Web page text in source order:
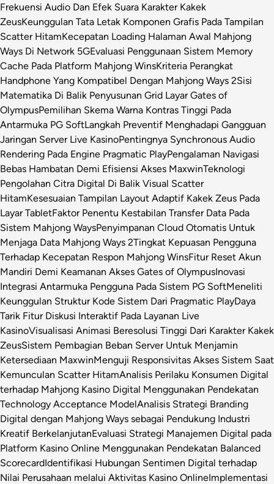
Frekuensi Audio Dan Efek Suara Karakter Kakek
ZeusKeunggulan Tata Letak Komponen Grafis Pada Tampilan
Scatter HitamKecepatan Loading Halaman Awal Mahjong
Ways Di Network 5GEvaluasi Penggunaan Sistem Memory
Cache Pada Platform Mahjong WinsKriteria Perangkat
Handphone Yang Kompatibel Dengan Mahjong Ways 2Sisi
Matematika Di Balik Penyusunan Grid Layar Gates of
OlympusPemilihan Skema Warna Kontras Tinggi Pada
Antarmuka PG SoftLangkah Preventif Menghadapi Gangguan
Jaringan Server Live KasinoPentingnya Synchronous Audio
Rendering Pada Engine Pragmatic PlayPengalaman Navigasi
Bebas Hambatan Demi Efisiensi Akses MaxwinTeknologi
Pengolahan Citra Digital Di Balik Visual Scatter
HitamKesesuaian Tampilan Layout Adaptif Kakek Zeus Pada
Layar TabletFaktor Penentu Kestabilan Transfer Data Pada
Sistem Mahjong WaysPenyimpanan Cloud Otomatis Untuk
Menjaga Data Mahjong Ways 2Tingkat Kepuasan Pengguna
Terhadap Kecepatan Respon Mahjong WinsFitur Reset Akun
Mandiri Demi Keamanan Akses Gates of OlympusInovasi
Integrasi Antarmuka Pengguna Pada Sistem PG SoftMeneliti
Keunggulan Struktur Kode Sistem Dari Pragmatic PlayDaya
Tarik Fitur Diskusi Interaktif Pada Layanan Live
KasinoVisualisasi Animasi Beresolusi Tinggi Dari Karakter Kakek
ZeusSistem Pembagian Beban Server Untuk Menjamin
Ketersediaan MaxwinMenguji Responsivitas Akses Sistem Saat
Kemunculan Scatter HitamAnalisis Perilaku Konsumen Digital
terhadap Mahjong Kasino Digital Menggunakan Pendekatan
Technology Acceptance ModelAnalisis Strategi Branding
Digital dengan Mahjong Ways sebagai Pendukung Industri
Kreatif BerkelanjutanEvaluasi Strategi Manajemen Digital pada
Platform Kasino Online Menggunakan Pendekatan Balanced
ScorecardIdentifikasi Hubungan Sentimen Digital terhadap
Nilai Perusahaan melalui Aktivitas Kasino OnlineImplementasi